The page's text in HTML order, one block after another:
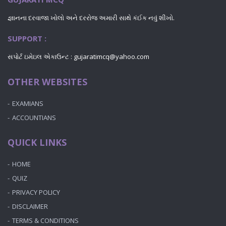
જ્ઞાનના દરવાજા ખોલો અને દરરોજ અમારી સાથે કંઈક નવું શીખો.
SUPPORT :
સપોર્ટ ઇમેઇલ એકાઉન્ટ : gujaratimcq@yahoo.com
OTHER WEBSITES
EXAMIANS
ACCOUNTIANS
QUICK LINKS
HOME
QUIZ
PRIVACY POLICY
DISCLAIMER
TERMS & CONDITIONS